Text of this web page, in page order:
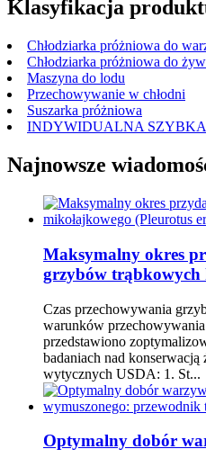
Klasyfikacja
Chłodziarka próżniowa do
Chłodziarka próżniowa do
Maszyna do lodu
Przechowywanie w chłodni
Suszarka próżniowa
INDYWIDUALNA
Najnowsze
Maksymalny okres
grzybów trąbkowych
Czas przechowywania
warunków
przedstawiono
badaniach nad
wytycznych USDA: 1. St...
Optymalny dobór